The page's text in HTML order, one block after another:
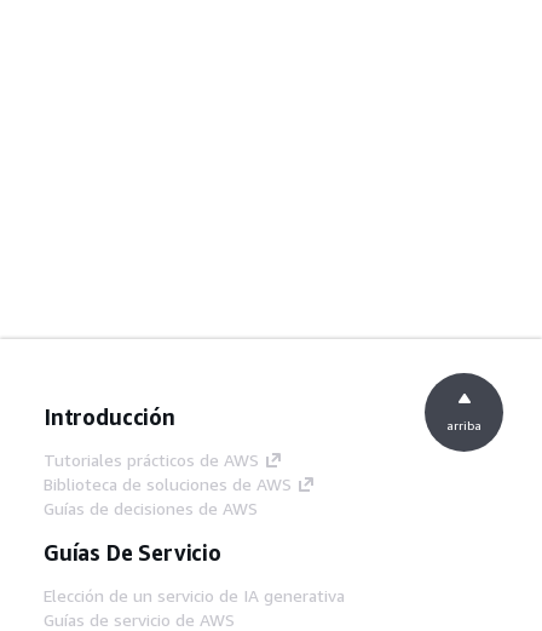
Introducción
Tutoriales prácticos de AWS
Biblioteca de soluciones de AWS
Guías de decisiones de AWS
Guías De Servicio
Elección de un servicio de IA generativa
Guías de servicio de AWS
arriba